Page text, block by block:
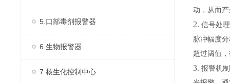
5.口部毒剂报警器
6.生物报警器
7.核生化控制中心
动，从而
2. 信号处
脉冲幅度
超过阈值
3. 报警机